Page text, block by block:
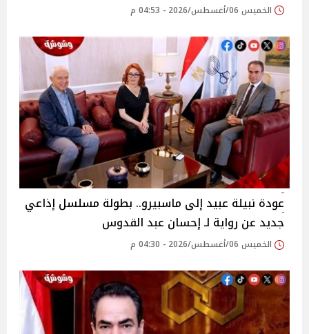
الخميس 06/أغسطس/2026 - 04:53 م
عودة نبيلة عبيد إلى ماسبيرو.. بطولة مسلسل إذاعي
جديد عن رواية لـ إحسان عبد القدوس
الخميس 06/أغسطس/2026 - 04:30 م